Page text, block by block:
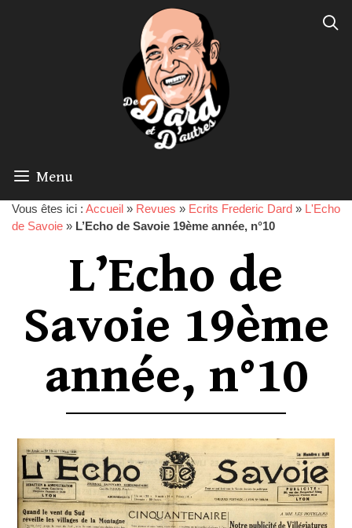
Menu
Vous êtes ici : Accueil » Revues » Ecrits Frederic Dard » L'Echo
de Savoie » L’Echo de Savoie 19ème année, n°10
L’Echo de
Savoie 19ème
année, n°10